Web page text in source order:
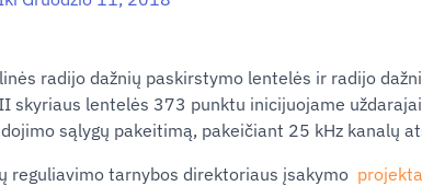
radijo dažnių paskirstymo lentelės ir radijo
skyriaus lentelės 373 punktu inicijuojame
sąlygų pakeitimą, pakeičiant 25 kHz kanalų
reguliavimo tarnybos direktoriaus įsakymo